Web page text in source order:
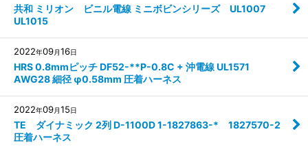
共和 ミリオン ビニル電線 ミニボビンシリーズ UL1007
UL1015
2022年09月16日
HRS 0.8mmピッチ DF52-**P-0.8C + 沖電線 UL1571
AWG28 細径 φ0.58mm 圧着ハーネス
2022年09月15日
TE ダイナミック 2列 D-1100D 1-1827863-* 1827570-2
圧着ハーネス